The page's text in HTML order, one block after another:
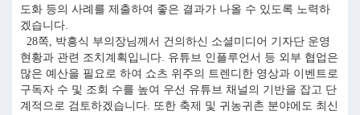
도화 등의 사례를 제출하여 좋은 결과가 나올 수 있도록 노력하
겠습니다.
28쪽, 박흥식 부의장님께서 건의하신 소셜미디어 기자단 운영
현황과 관련 조치계획입니다. 유튜브 인플루언서 등 외부 협업은
많은 예산을 필요로 하여 쇼츠 위주의 트렌디한 영상과 이벤트로
구독자 수 및 조회 수를 높여 우선 유튜브 채널의 기반을 잡고 단
계적으로 검토하겠습니다. 또한 축제 및 귀농귀촌 분야에도 최신